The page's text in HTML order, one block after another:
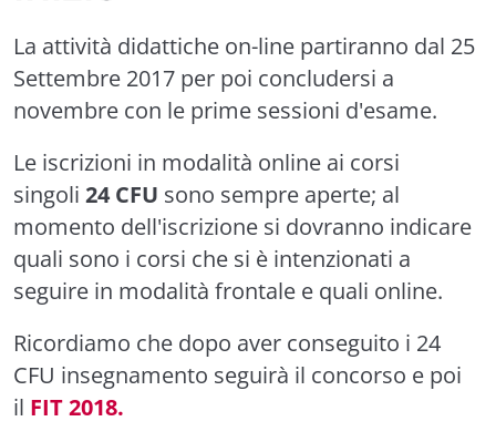
La attività didattiche on-line partiranno dal 25
Settembre 2017 per poi concludersi a
novembre con le prime sessioni d'esame.
Le iscrizioni in modalità online ai corsi
singoli 24 CFU sono sempre aperte; al
momento dell'iscrizione si dovranno indicare
quali sono i corsi che si è intenzionati a
seguire in modalità frontale e quali online.
Ricordiamo che dopo aver conseguito i 24
CFU insegnamento seguirà il concorso e poi
il FIT 2018.